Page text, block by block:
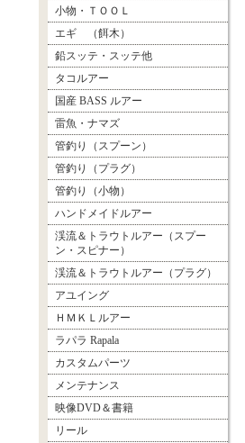
小物・ＴＯＯＬ
エギ （餌木）
鉛スッテ・スッテ他
タコルアー
国産 BASS ルアー
雷魚・ナマズ
管釣り（スプーン）
管釣り（プラグ）
管釣り（小物）
ハンドメイドルアー
渓流＆トラウトルアー（スプー
ン・スピナー）
渓流＆トラウトルアー（プラグ）
アユイング
ＨＭＫＬルアー
ラパラ Rapala
カスタムパーツ
メンテナンス
映像DVD＆書籍
リール